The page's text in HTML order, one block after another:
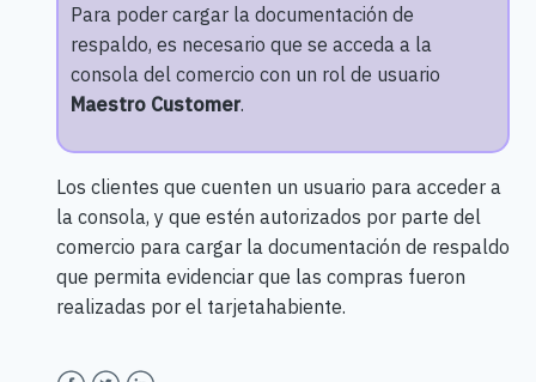
Para poder cargar la documentación de
respaldo, es necesario que se acceda a la
consola del comercio con un rol de usuario
Maestro Customer.
Los clientes que cuenten un usuario para acceder a
la consola, y que estén autorizados por parte del
comercio para cargar la documentación de respaldo
que permita evidenciar que las compras fueron
realizadas por el tarjetahabiente.